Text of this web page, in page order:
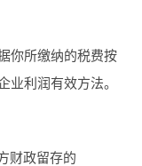
你所缴纳的税费按
业利润有效方法。
财政留存的